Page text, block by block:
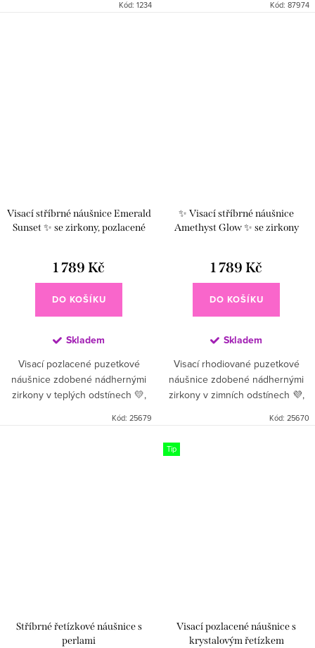
Kód: 1234 Kód: 87974
Visací stříbrné náušnice Emerald
Sunset ✨ se zirkony, pozlacené
1 789 Kč
DO KOŠÍKU
Skladem
Visací pozlacené puzetkové
náušnice zdobené nádhernými
zirkony v teplých odstínech 💛,
Kód: 25679
✨ Visací stříbrné náušnice
Amethyst Glow ✨ se zirkony
1 789 Kč
DO KOŠÍKU
Skladem
Visací rhodiované puzetkové
náušnice zdobené nádhernými
zirkony v zimních odstínech 💜,
Kód: 25670
Stříbrné řetízkové náušnice s
perlami
Tip
Visací pozlacené náušnice s
krystalovým řetízkem